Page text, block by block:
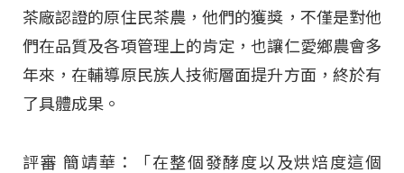
茶廠認證的原住民茶農，他們的獲獎，不僅是對他
們在品質及各項管理上的肯定，也讓仁愛鄉農會多
年來，在輔導原民族人技術層面提升方面，終於有
了具體成果。
評審 簡靖華：「在整個發酵度以及烘焙度這個